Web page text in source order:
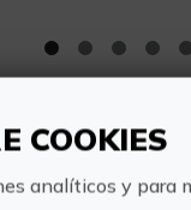
COOKIES
analíticos y para